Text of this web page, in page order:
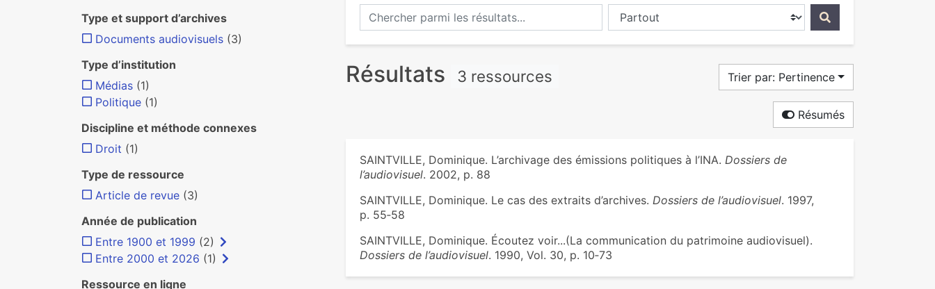
Chercher parmi les résultats... Chercher dans...
Résultats 3 ressources Trier par: Pertinence
Résumés
SAINTVILLE, Dominique. L’archivage des émissions politiques à l’INA. Dossiers de
l’audiovisuel. 2002, p. 88
SAINTVILLE, Dominique. Le cas des extraits d’archives. Dossiers de l’audiovisuel. 1997,
p. 55‑58
SAINTVILLE, Dominique. Écoutez voir...(La communication du patrimoine audiovisuel).
Dossiers de l’audiovisuel. 1990, Vol. 30, p. 10‑73
Type et support d’archives
Documents audiovisuels (3)
Type d’institution
Médias (1)
Politique (1)
Discipline et méthode connexes
Droit (1)
Type de ressource
Article de revue (3)
Année de publication
Entre 1900 et 1999 (2)
Entre 2000 et 2026 (1)
Ressource en ligne